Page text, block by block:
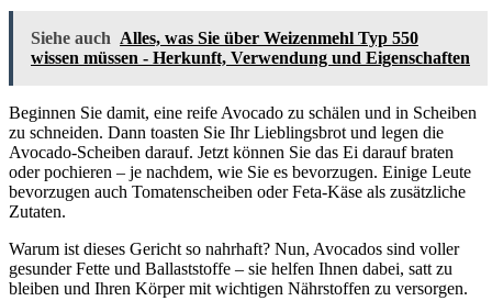
Siehe auch Alles, was Sie über Weizenmehl Typ 550
wissen müssen - Herkunft, Verwendung und Eigenschaften
Beginnen Sie damit, eine reife Avocado zu schälen und in Scheiben
zu schneiden. Dann toasten Sie Ihr Lieblingsbrot und legen die
Avocado-Scheiben darauf. Jetzt können Sie das Ei darauf braten
oder pochieren – je nachdem, wie Sie es bevorzugen. Einige Leute
bevorzugen auch Tomatenscheiben oder Feta-Käse als zusätzliche
Zutaten.
Warum ist dieses Gericht so nahrhaft? Nun, Avocados sind voller
gesunder Fette und Ballaststoffe – sie helfen Ihnen dabei, satt zu
bleiben und Ihren Körper mit wichtigen Nährstoffen zu versorgen.